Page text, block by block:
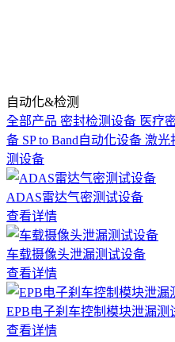
自动化&检测
全部产品 密封检测设备 医疗
备 SP to Band自动化设备 激光
测设备
ADAS雷达气密测试设备
查看详情
车载摄像头泄漏测试设备
查看详情
EPB电子刹车控制模块泄漏测
查看详情